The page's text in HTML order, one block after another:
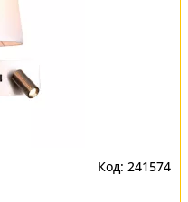
241574